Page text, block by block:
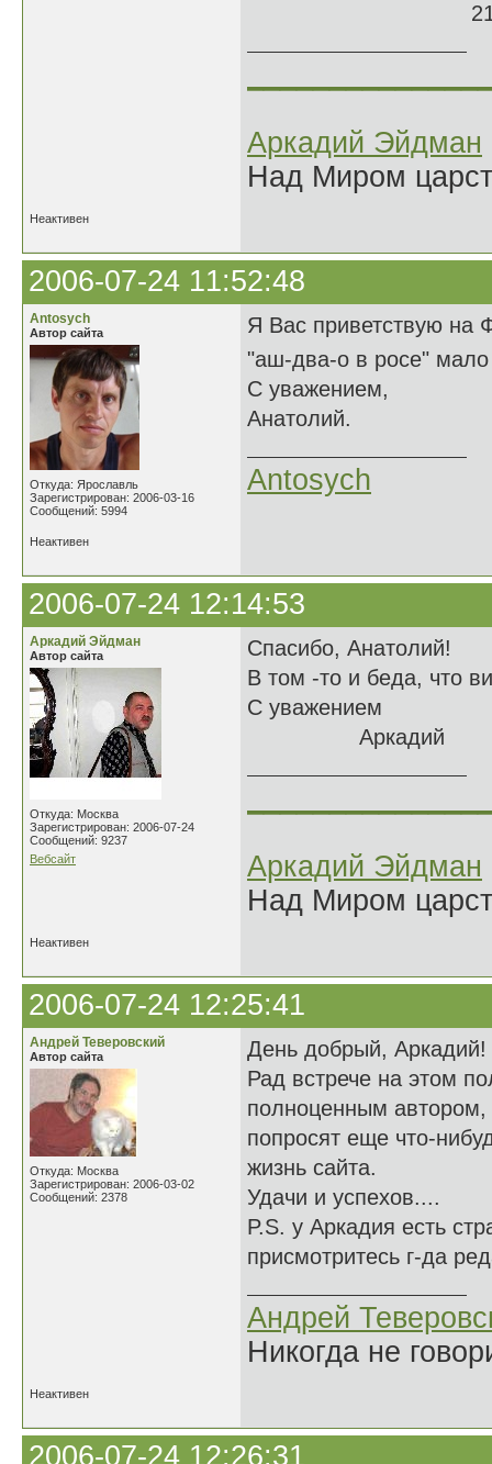
Аркадий Эйдман
Над Миром
Неактивен
2006-07-24 11:52:48
Antosych
Автор сайта
Откуда: Ярославль
Зарегистрирован: 2006-03-16
Сообщений: 5994
Я Вас приветствую на
"аш-два-о в росе"
С уважением,
Анатолий.
Antosych
Неактивен
2006-07-24 12:14:53
Аркадий Эйдман
Автор сайта
Откуда: Москва
Зарегистрирован: 2006-07-24
Сообщений: 9237
Вебсайт
Спасибо, Анатолий!
В том -то и беда, что
С уважением
Аркадий
Аркадий Эйдман
Над Миром
Неактивен
2006-07-24 12:25:41
Андрей Теверовский
Автор сайта
Откуда: Москва
Зарегистрирован: 2006-03-02
Сообщений: 2378
День добрый, Аркадий!
Рад встрече на этом
полноценным автором,
попросят еще что-
жизнь сайта.
Удачи и успехов....
P.S. у Аркадия есть
присмотритесь г-да
Андрей
Никогда не
Неактивен
2006-07-24 12:26:31